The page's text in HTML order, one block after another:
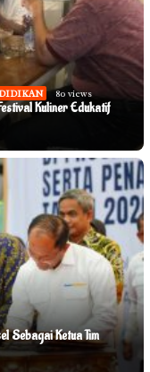
80 views
Kuliner Edukatif
Sebagai Ketua Tim